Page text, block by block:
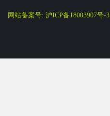
网站备案号: 沪ICP备18003907号-3